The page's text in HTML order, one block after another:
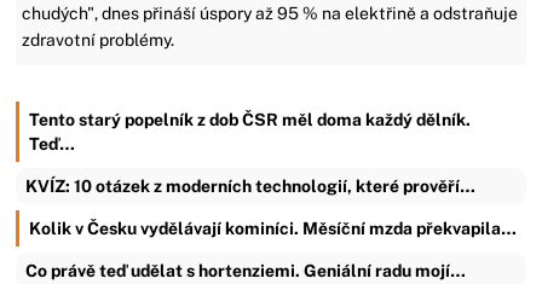
chudých", dnes přináší úspory až 95 % na elektřině a odstraňuje
zdravotní problémy.
Tento starý popelník z dob ČSR měl doma každý dělník.
Teď…
KVÍZ: 10 otázek z moderních technologií, které prověří…
Kolik v Česku vydělávají kominíci. Měsíční mzda překvapila…
Co právě teď udělat s hortenziemi. Geniální radu mojí…